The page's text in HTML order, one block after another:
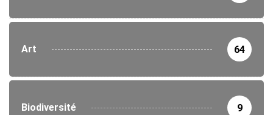
Art 64
Biodiversité 9